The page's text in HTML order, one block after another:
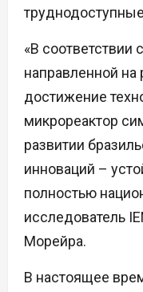
«В соответствии
направленной
достижение
микрореактор
развитии
инноваций –
полностью
исследователь
Морейра.
В настоящее